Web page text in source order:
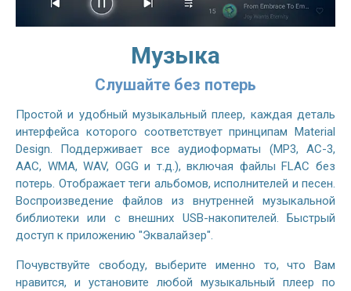
Музыка
Слушайте без потерь
Простой и удобный музыкальный плеер, каждая деталь
интерфейса которого соответствует принципам Material
Design. Поддерживает все аудиоформаты (MP3, AC-3,
AAC, WMA, WAV, OGG и т.д.), включая файлы FLAC без
потерь. Отображает теги альбомов, исполнителей и песен.
Воспроизведение файлов из внутренней музыкальной
библиотеки или с внешних USB-накопителей. Быстрый
доступ к приложению "Эквалайзер".
Почувствуйте свободу, выберите именно то, что Вам
нравится, и установите любой музыкальный плеер по